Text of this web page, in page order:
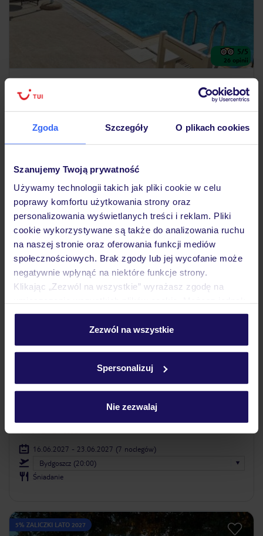
Zgoda Szczegóły O plikach cookies
Szanujemy Twoją prywatność
Używamy technologii takich jak pliki cookie w celu
poprawy komfortu użytkowania strony oraz
personalizowania wyświetlanych treści i reklam. Pliki
cookie wykorzystywane są także do analizowania ruchu
na naszej stronie oraz oferowania funkcji mediów
społecznościowych. Brak zgody lub jej wycofanie może
negatywnie wpłynąć na niektóre funkcje strony.
Klikając „Zezwól na wszystkie” wyrażasz zgodę na
personalizować swój wybór wchodząc w zakładkę
Szczegółowe informacje o plikach cookie znajdziesz
Zezwól na wszystkie
Spersonalizuj
Nie zezwalaj
5/5
26 opinii
GRECJA
1 759 ZŁ
eleganckie wnętrza
5% ZALICZKI LATO 2027
RETHYMNO
1 760
16.06.2027 - 23.06.2027 (7 noclegów)
Bydgoszcz (20:00)
Śniadanie
5% ZALICZKI LATO 2027